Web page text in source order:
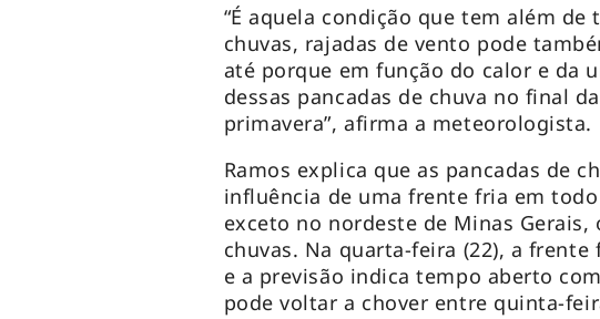
“É aquela condição que tem além de
chuvas, rajadas de vento pode
até porque em função do calor e da
dessas pancadas de chuva no final
primavera”, afirma a meteorologista.
Ramos explica que as pancadas de
influência de uma frente fria em
exceto no nordeste de Minas Gerais,
chuvas. Na quarta-feira (22), a
e a previsão indica tempo aberto
pode voltar a chover entre quinta-